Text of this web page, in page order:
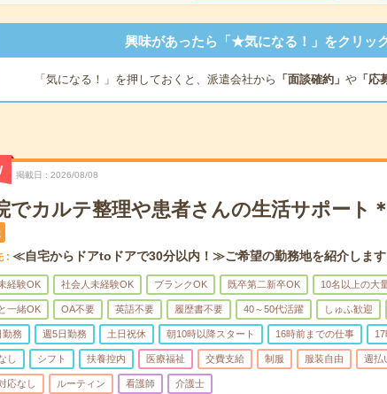
興味があったら「★気になる！」をクリッ
「気になる！」を押しておくと、派遣会社から 「面談確約」 や「応
掲載日 2026/08/08
でカルテ整理や患者さんの生活サポート
≪自宅からドアtoドアで30分以内！≫ご希望の勤務地を紹介します
経験OK 社会人未経験OK ブランクOK 既卒第二新卒OK 10名以上の大
一緒OK OA不要 英語不要 履歴書不要 40～50代活躍 しゅふ歓迎
勤務 週5日勤務 土日祝休 朝10時以降スタート 16時前までの仕事
し シフト 扶養控内 医療福祉 交費支給 制服 服装自由 週払
応なし ルーティン 看護師 介護士